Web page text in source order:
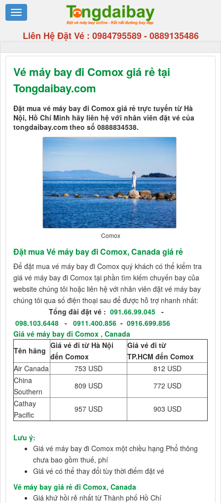
Liên Hệ Đặt Vé : 0984795589-0889135486
Vé máy bay đi Comox giá rẻ tại
Tongdaibay.com
Đặt mua vé máy bay đi Comox giá rẻ trực tuyến từ Hà
Nội, Hồ Chí Minh hãy liên hệ với nhân viên đặt vé của
tongdaibay.com theo số 0888834538.
Comox
Đặt mua Vé máy bay đi Comox, Canada giá rẻ
Để đặt mua vé máy bay đi Comox quý khách có thể kiểm tra
giá vé máy bay đi Comox tại phần tìm kiếm chuyến bay của
website chúng tôi hoặc liên hệ với nhân viên đặt vé máy bay
chúng tôi qua số điện thoại sau để được hỗ trợ nhanh nhất:
Tổng đài đặt vé : 091.66.99.045 -
098.103.6448 - 0911.400.856 - 0916.699.856
Giá vé máy bay đi Comox , Canada
Tên hãng
Giá vé đi từ Hà Nội
đến Comox
Giá vé đi từ
TP.HCM đến Comox
Air Canada
753 USD
812 USD
China
Southern
809 USD
772 USD
Cathay
Pacific
957 USD 903 USD
Lưu ý:
Giá vé máy bay đi Comox một chiều hạng Phổ thông
chưa bao gồm thuế, phí
Giá vé có thể thay đổi tùy thời điểm đặt vé
Vé máy bay giá rẻ đi Comox, Canada
Giá khứ hồi rẻ nhất từ Thành phố Hồ Chí